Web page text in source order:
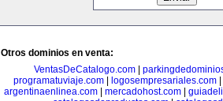
Otros dominios en venta:
VentasDeCatalogo.com|
programatuviaje.com| logosempresariales.com|
argentinaenlinea.com| mercadohost.com|